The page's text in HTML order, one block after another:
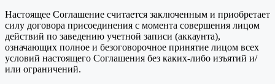
Настоящее Соглашение считается заключенным и приобретает
силу договора присоединения с момента совершения лицом
действий по заведению учетной записи (аккаунта),
означающих полное и безоговорочное принятие лицом всех
условий настоящего Соглашения без каких-либо изъятий и/
или ограничений.